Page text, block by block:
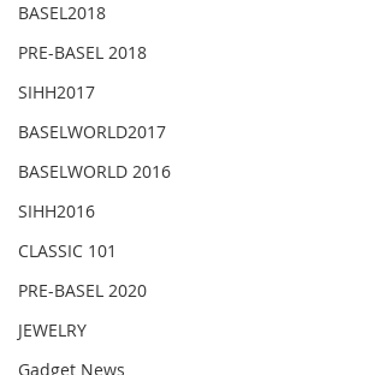
BASEL2018
PRE-BASEL 2018
SIHH2017
BASELWORLD2017
BASELWORLD 2016
SIHH2016
CLASSIC 101
PRE-BASEL 2020
JEWELRY
Gadget News